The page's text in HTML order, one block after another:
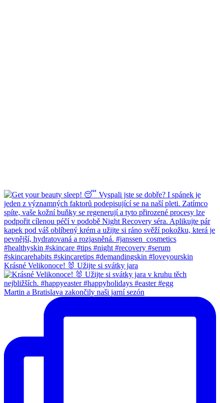
Krásné Velikonoce! 🐰 Užijte si svátky jara
Martin a Bratislava zakončily naši jarní sezón